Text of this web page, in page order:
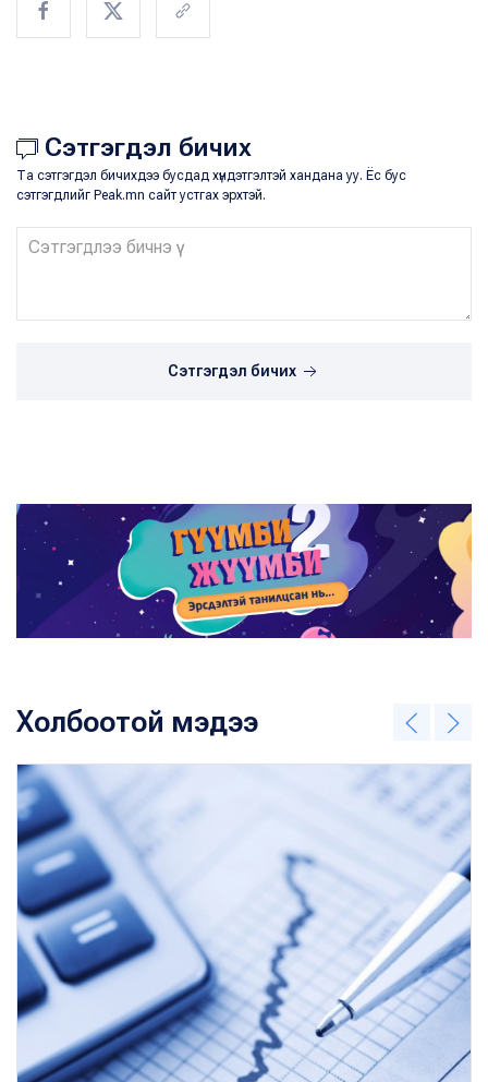
Сэтгэгдэл бичих
Та сэтгэгдэл бичихдээ бусдад хүндэтгэлтэй хандана уу. Ёс бус
сэтгэгдлийг Peak.mn сайт устгах эрхтэй.
Сэтгэгдэл бичих
Холбоотой мэдээ